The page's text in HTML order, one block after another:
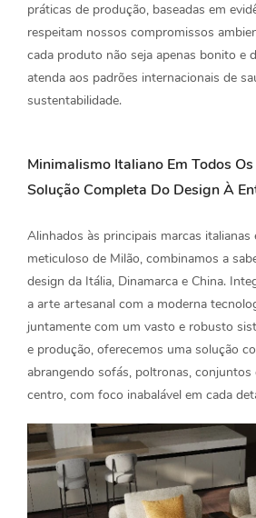
práticas de produção, baseadas em
respeitam nossos compromissos
cada produto não seja apenas bonito e
atenda aos padrões internacionais de
sustentabilidade.
Minimalismo Italiano Em Todos
Solução Completa Do Design À
Alinhados às principais marcas
meticuloso de Milão, combinamos a
design da Itália, Dinamarca e China.
a arte artesanal com a moderna
juntamente com um vasto e robusto
e produção, oferecemos uma solução
abrangendo sofás, poltronas, conjuntos
centro, com foco inabalável em cada